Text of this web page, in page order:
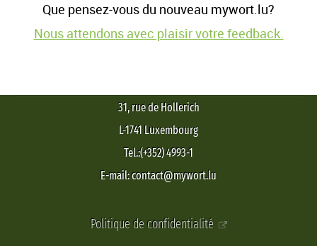
Que pensez-vous du nouveau mywort.lu?
Nous attendons avec plaisir votre feedback.
31, rue de Hollerich
L-1741 Luxembourg
Tel.:(+352) 4993-1
E-mail: contact@mywort.lu
Politique de confidentialité